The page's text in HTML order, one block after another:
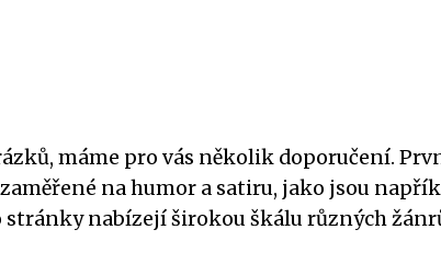
máme pro vás několik doporučení.
na humor a satiru, jako jsou
stránky nabízejí širokou škálu různých